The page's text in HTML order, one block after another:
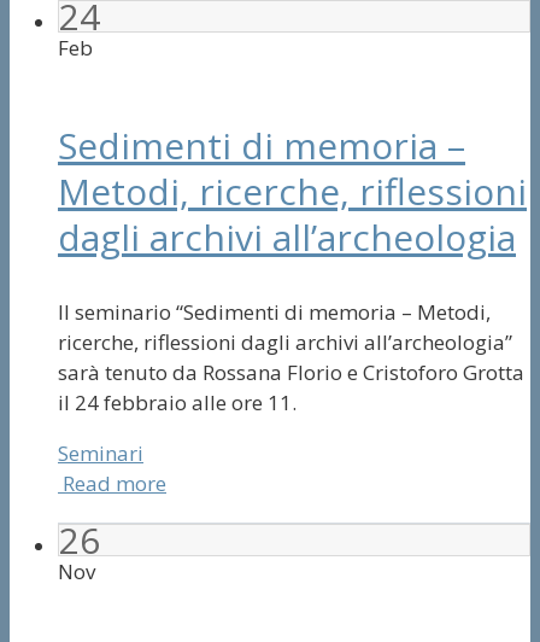
24
Feb
Sedimenti di memoria –
Metodi, ricerche, riflessioni
dagli archivi all’archeologia
Il seminario “Sedimenti di memoria – Metodi,
ricerche, riflessioni dagli archivi all’archeologia”
sarà tenuto da Rossana Florio e Cristoforo Grotta
il 24 febbraio alle ore 11.
Seminari
Read more
26
Nov